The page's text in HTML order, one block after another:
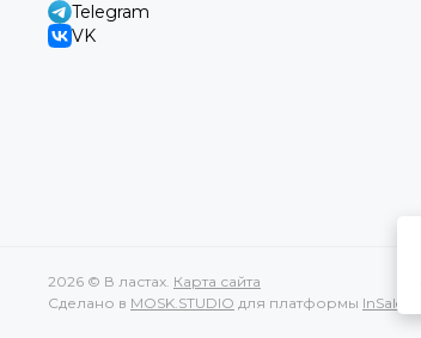
Telegram
VK
2026 © В ластах. Карта сайта
Сделано в MOSK.STUDIO для платформы InSales